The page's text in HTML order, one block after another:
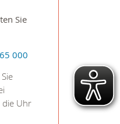
Sie
000
Uhr